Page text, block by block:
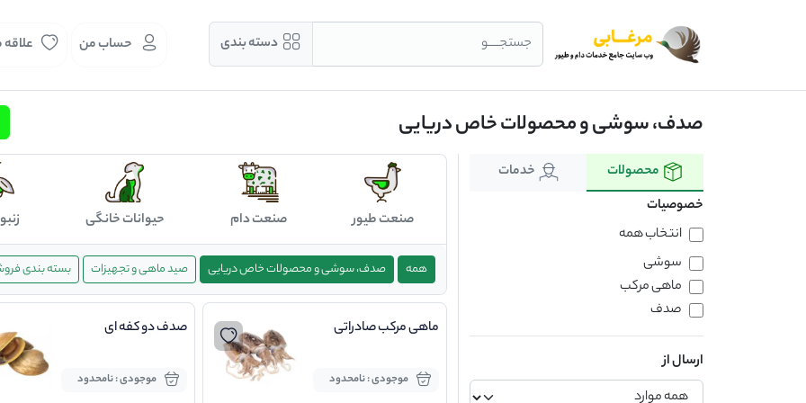
جستجــــو دسته بندی حساب من
صدف، سوشی و محصولات خاص دریایی
محصولات
خدمات
خصوصیات
انتخاب همه
سوشی
ماهی مرکب
صدف
ارسال از
صنعت طیور صنعت دام حیوانات خانگی
همه صدف، سوشی و محصولات خاص دریایی صید ماهی و تجهیزات بسته بندی
ماهی مرکب صادراتی
موجودی : نامحدود
صدف دو کفه ای
موجودی : نامحدود